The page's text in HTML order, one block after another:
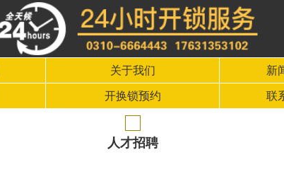
关于我们 新
开换锁预约 联
人才招聘